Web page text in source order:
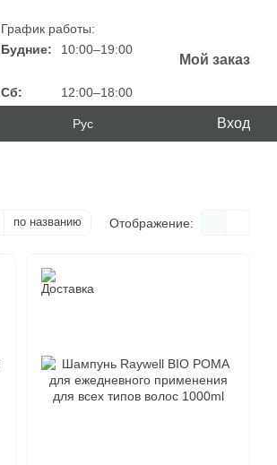
График работы:
Будние:
10:00–19:00
Сб: 12:00–18:00
Мой заказ
Рус Вход
по названию Отображение: